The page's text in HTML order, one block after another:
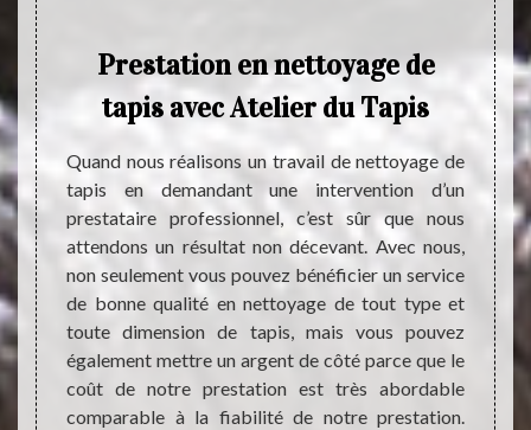
à
en
va
est
une
tout
une
sur
Prestation en nettoyage de
tapis avec Atelier du Tapis
Quand nous réalisons un travail de nettoyage de
tapis en demandant une intervention d’un
prestataire professionnel, c’est sûr que nous
attendons un résultat non décevant. Avec nous,
non seulement vous pouvez bénéficier un service
de bonne qualité en nettoyage de tout type et
toute dimension de tapis, mais vous pouvez
également mettre un argent de côté parce que le
coût de notre prestation est très abordable
comparable à la fiabilité de notre prestation.
Les
un
très
pour
faut